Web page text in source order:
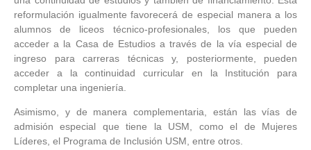
reformulación igualmente favorecerá de especial manera a los
alumnos de liceos técnico-profesionales, los que pueden
acceder a la Casa de Estudios a través de la vía especial de
ingreso para carreras técnicas y, posteriormente, pueden
acceder a la continuidad curricular en la Institución para
completar una ingeniería.
Asimismo, y de manera complementaria, están las vías de
admisión especial que tiene la USM, como el de Mujeres
Líderes, el Programa de Inclusión USM, entre otros.